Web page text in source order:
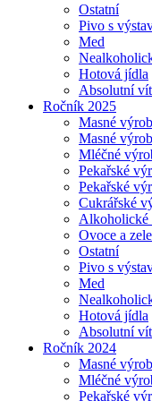
Ostatní
Pivo s
Med
Hotová jídla
Absolutní
Ročník 2025
Masné
Masné
Mléčné
Pekařské
Pekařské
Cukrářské
Alkoholické
Ovoce a
Ostatní
Pivo s
Med
Hotová jídla
Absolutní
Ročník 2024
Masné
Mléčné
Pekařské